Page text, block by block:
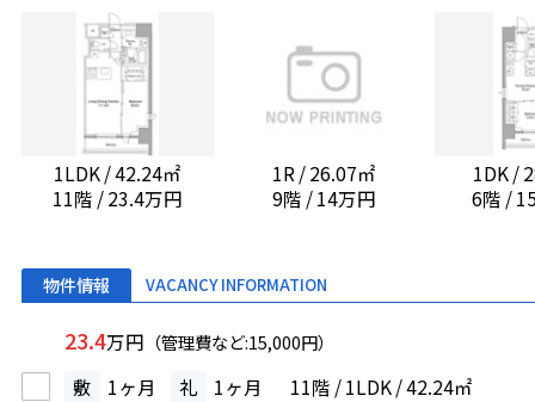
1LDK / 42.24㎡
11階 / 23.4万円
1R / 26.07㎡
9階 / 14万円
1DK /
6階 /
物件情報 VACANCY INFORMATION
23.4万円 （管理費など:15,000円）
敷 1ヶ月 礼 1ヶ月 11階 / 1LDK / 42.24㎡